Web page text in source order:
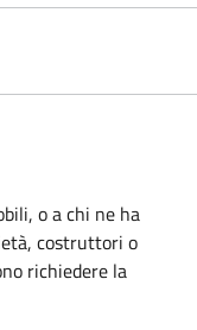
o a chi ne ha
costruttori o
richiedere la